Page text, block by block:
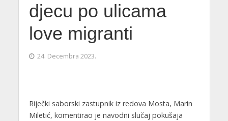
djecu po ulicama
love migranti
24. Decembra 2023.
Riječki saborski zastupnik iz redova Mosta, Marin
Miletić, komentirao je navodni slučaj pokušaja